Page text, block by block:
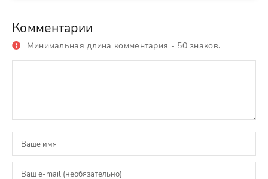
Комментарии
Минимальная длина комментария - 50 знаков.